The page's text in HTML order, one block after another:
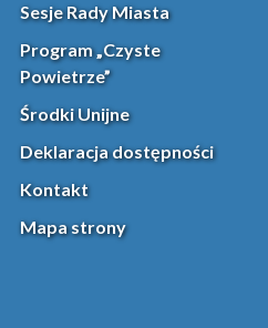
Sesje Rady Miasta
Program „Czyste
Powietrze”
Środki Unijne
Deklaracja dostępności
Kontakt
Mapa strony